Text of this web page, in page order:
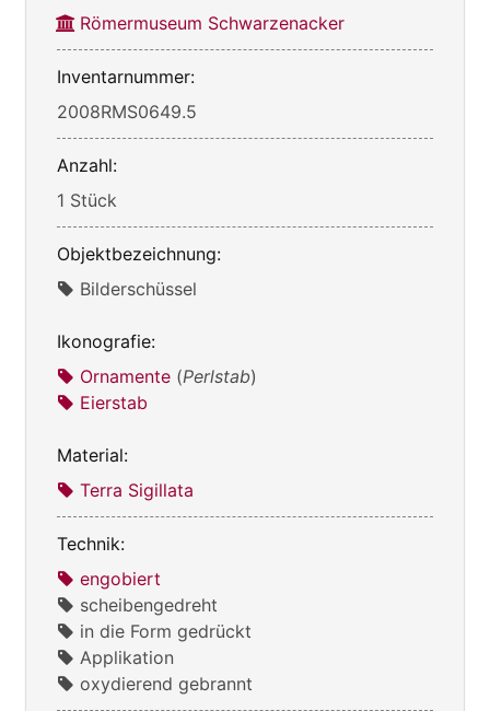
Römermuseum Schwarzenacker
Inventarnummer:
2008RMS0649.5
Anzahl:
1 Stück
Objektbezeichnung:
Bilderschüssel
Ikonografie:
Ornamente (Perlstab)
Eierstab
Material:
Terra Sigillata
Technik:
engobiert
scheibengedreht
in die Form gedrückt
Applikation
oxydierend gebrannt